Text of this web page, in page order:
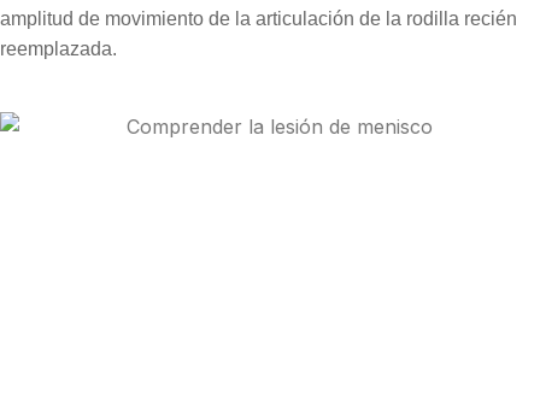
amplitud de movimiento de la articulación de la rodilla recién
reemplazada.